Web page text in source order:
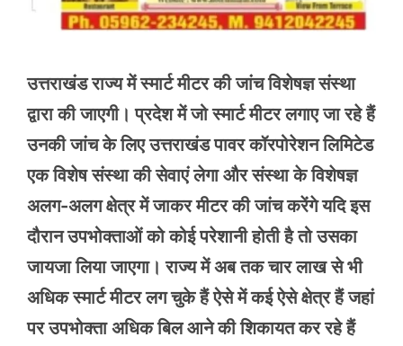
उत्तराखंड राज्य में स्मार्ट मीटर की जांच विशेषज्ञ संस्था
द्वारा की जाएगी। प्रदेश में जो स्मार्ट मीटर लगाए जा रहे हैं
उनकी जांच के लिए उत्तराखंड पावर कॉरपोरेशन लिमिटेड
एक विशेष संस्था की सेवाएं लेगा और संस्था के विशेषज्ञ
अलग-अलग क्षेत्र में जाकर मीटर की जांच करेंगे यदि इस
दौरान उपभोक्ताओं को कोई परेशानी होती है तो उसका
जायजा लिया जाएगा। राज्य में अब तक चार लाख से भी
अधिक स्मार्ट मीटर लग चुके हैं ऐसे में कई ऐसे क्षेत्र हैं जहां
पर उपभोक्ता अधिक बिल आने की शिकायत कर रहे हैं